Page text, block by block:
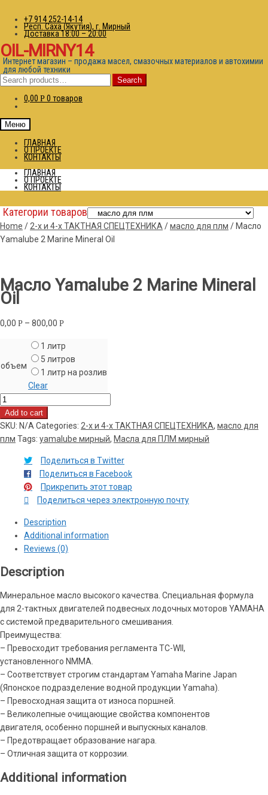
+7 914 252-14-14
Респ. Саха (Якутия), г. Мирный
Доставка 18:00 – 20:00
OIL-MIRNY14
Интернет магазин – продажа масел, смазочных материалов и автохимии
для любой техники
Search
for: Search
0,00 Р 0 товаров
Меню
ГЛАВНАЯ
О ПРОЕКТЕ
КОНТАКТЫ
ГЛАВНАЯ
О ПРОЕКТЕ
КОНТАКТЫ
Категории товаров
Home / 2-х и 4-х ТАКТНАЯ СПЕЦТЕХНИКА /масло для плм / Масло
Yamalube 2 Marine Mineral Oil
Масло Yamalube 2 Marine Mineral
Oil
0,00 Р – 800,00 Р
объем
1 литр
5 литров
1 литр на розлив
Clear
Масло
Yamalube
2
Marine
quantity
Add to cart
SKU: N/A Categories: 2-х и 4-х ТАКТНАЯ СПЕЦТЕХНИКА, масло для
плм Tags: yamalube мирный, Масла для ПЛМ мирный
Поделиться в Twitter
Поделиться в Facebook
Прикрепить этот товар
Поделиться через электронную почту
Description
Additional information
Reviews (0)
Description
Минеральное масло высокого качества. Специальная формула
для 2-тактных двигателей подвесных лодочных моторов YAMAHA
с системой предварительного смешивания.
Преимущества:
– Превосходит требования регламента TC-WII,
установленного NMMA.
– Соответствует строгим стандартам Yamaha Marine Japan
(Японское подразделение водной продукции Yamaha).
– Превосходная защита от износа поршней.
– Великолепные очищающие свойства компонентов
двигателя, особенно поршней и выпускных каналов.
– Предотвращает образование нагара.
– Отличная защита от коррозии.
Additional information